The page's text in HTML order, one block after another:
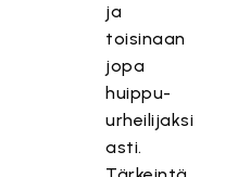
ja
toisinaan
jopa
huippu-
urheilijaksi
asti.